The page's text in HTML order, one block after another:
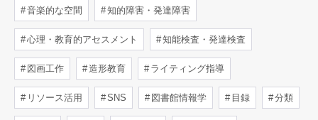
音楽的な空間 知的障害・発達障害
心理・教育的アセスメント 知能検査・発達検査
図画工作 造形教育 ライティング指導
リソース活用 SNS 図書館情報学 目録 分類